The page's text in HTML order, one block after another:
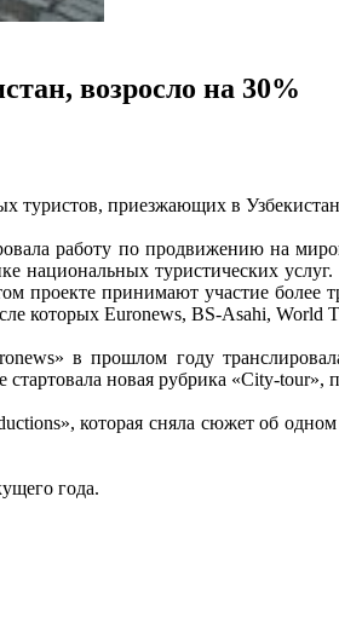
возросло на 30%
туристов, приезжающих в
работу по продвижению на
национальных туристических
принимают участие более
которых Euronews, BS-Asahi, World
в прошлом году
новая рубрика «Сity-tour»,
которая сняла сюжет об
года.